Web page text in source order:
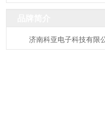
济南科亚电子科技有限